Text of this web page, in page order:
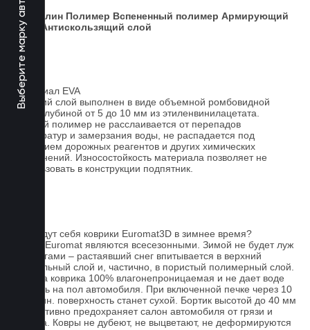
Выберите марку авто
авто.
Ковролин Полимер Вспененный полимер Армирующий
слой
Антискользящий слой
Материал EVA
Верхний слой выполнен в виде объемной ромбовидной
сетки глубиной от 5 до 10 мм из этиленвинилацетата.
Данный полимер не расслаивается от перепадов
температур и замерзания воды, не распадается под
действием дорожных реагентов и других химических
загрязнений. Износостойкость материала позволяет не
использовать в конструкции подпятник.
Как ведут себя коврики Euromat3D в зимнее время?
Ковры Euromat являются всесезонными. Зимой не будет луж
под ногами – растаявший снег впитывается в верхний
текстильный слой и, частично, в пористый полимерный слой.
Основа коврика 100% влагонепроницаемая и не дает воде
попасть на пол автомобиля. При включенной печке через 10
- 15 мин. поверхность станет сухой. Бортик высотой до 40 мм
эффективно предохраняет салон автомобиля от грязи и
мусора. Ковры не дубеют, не выцветают, не деформируются